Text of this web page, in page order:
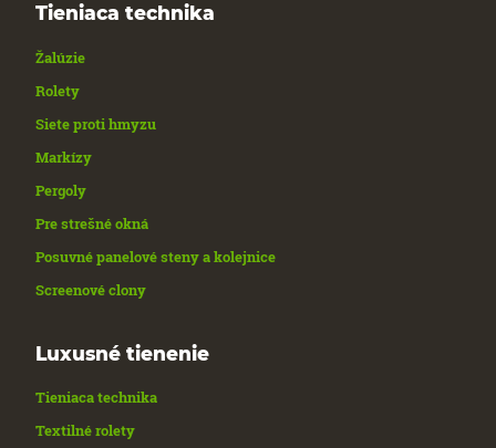
Tieniaca technika
Žalúzie
Rolety
Siete proti hmyzu
Markízy
Pergoly
Pre strešné okná
Posuvné panelové steny a kolejnice
Screenové clony
Luxusné tienenie
Tieniaca technika
Textilné rolety